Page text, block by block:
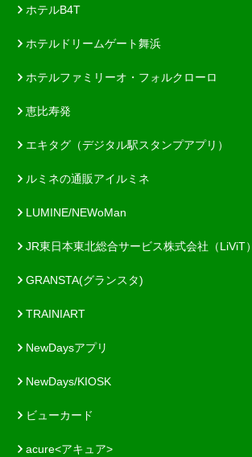
ホテルB4T
ホテルドリームゲート舞浜
ホテルファミリーオ・フォルクローロ
恵比寿発
エキタグ（デジタル駅スタンプアプリ）
ルミネの通販アイルミネ
LUMINE/NEWoMan
JR東日本東北総合サービス株式会社（LiViT）
GRANSTA(グランスタ)
TRAINIART
NewDaysアプリ
NewDays/KIOSK
ビューカード
acure<アキュア>